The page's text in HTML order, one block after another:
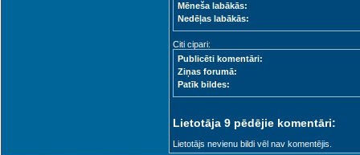
Mēneša labākās:
Nedēļas labākās:
Citi cipari:
Publicēti komentāri:
Ziņas forumā:
Patīk bildes:
Lietotāja 9 pēdējie komentāri:
Lietotājs nevienu bildi vēl nav komentējis.